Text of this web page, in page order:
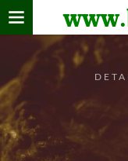
Home
verzamelen
De bierkaart
Bezoekers